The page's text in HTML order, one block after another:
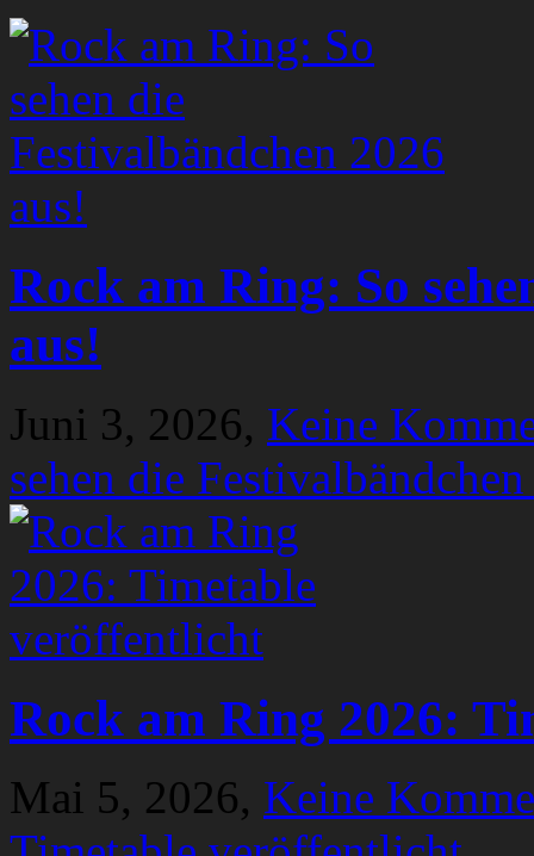
Rock am Ring: So
aus!
Juni 3, 2026, Keine
sehen die
Rock am Ring 2026:
Mai 5, 2026, Keine